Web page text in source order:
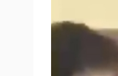
Sản phụ khoa
Phòng mạch